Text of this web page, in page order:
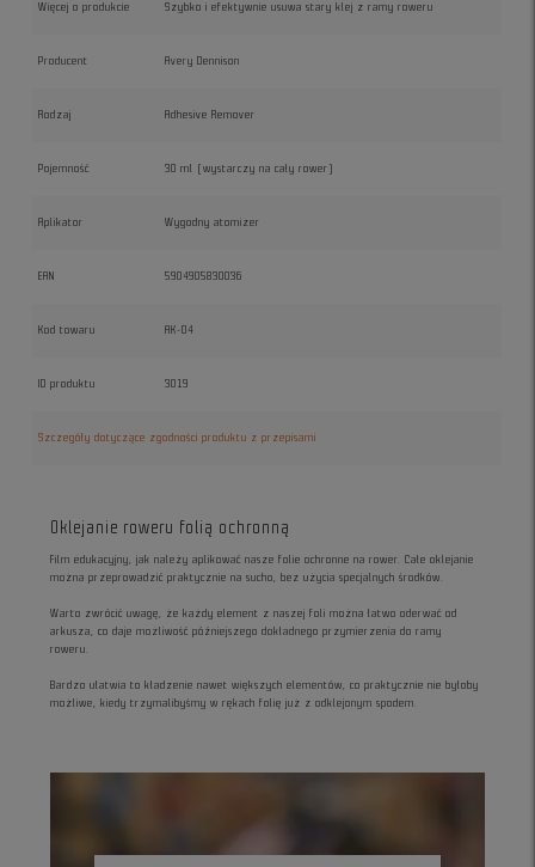
Więcej o produkcie Szybko i efektywnie usuwa stary klej z ramy roweru
Producent Avery Dennison
Rodzaj Adhesive Remover
Pojemność 30 ml (wystarczy na cały rower)
Aplikator Wygodny atomizer
EAN 5904905830036
Kod towaru AK-04
ID produktu 3019
Szczegóły dotyczące zgodności produktu z przepisami
Oklejanie roweru folią ochronną
Film edukacyjny, jak należy aplikować nasze folie ochronne na rower. Całe oklejanie
można przeprowadzić praktycznie na sucho, bez użycia specjalnych środków.
Warto zwrócić uwagę, że każdy element z naszej foli można łatwo oderwać od
arkusza, co daje możliwość późniejszego dokładnego przymierzenia do ramy
roweru.
Bardzo ułatwia to kładzenie nawet większych elementów, co praktycznie nie byłoby
możliwe, kiedy trzymalibyśmy w rękach folię już z odklejonym spodem.